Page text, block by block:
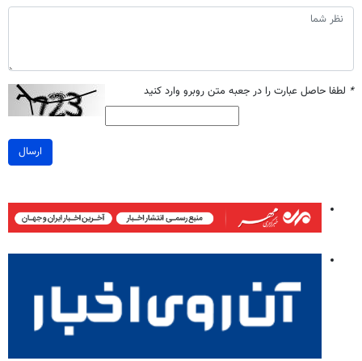
* لطفا حاصل عبارت را در جعبه متن روبرو وارد کنید
ارسال